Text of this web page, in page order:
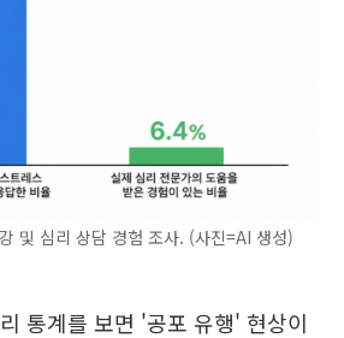
및 심리 상담 경험 조사. (사진=AI 생성)
통계를 보면 '공포 유행' 현상이